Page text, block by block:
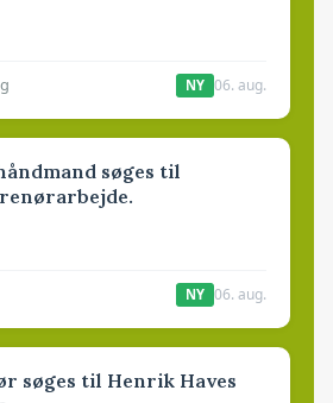
NY 06. aug.
søges til
NY 06. aug.
søges til Henrik Haves